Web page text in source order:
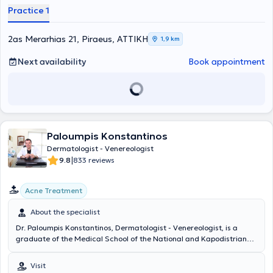
Practice 1
2as Merarhias 21, Piraeus, ΑΤΤΙΚΗ 1,9 km
Next availability Book appointment
Paloumpis Konstantinos
Dermatologist - Venereologist
9.8|833 reviews
Acne Treatment
About the specialist
Dr. Paloumpis Konstantinos, Dermatologist - Venereologist, is a
graduate of the Medical School of the National and Kapodistrian
Moschato area since 2001 and in Peratata, Kefalonia since 2017.
Visit